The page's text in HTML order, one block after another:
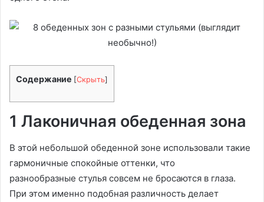
Содержание [Скрыть]
1 Лаконичная обеденная зона
В этой небольшой обеденной зоне использовали такие
гармоничные спокойные оттенки, что
разнообразные стулья совсем не бросаются в глаза.
При этом именно подобная различность делает